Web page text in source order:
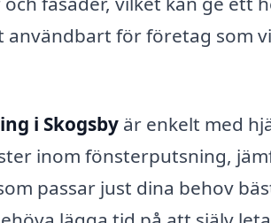
användbart för företag som
i Skogsby är enkelt med
inom fönsterputsning,
passar just dina behov